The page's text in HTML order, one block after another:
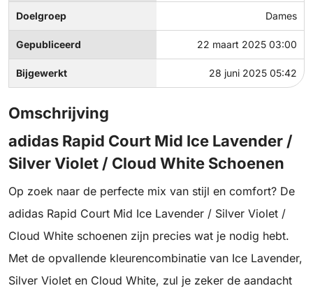
Doelgroep Dames
Gepubliceerd 22 maart 2025 03:00
Bijgewerkt 28 juni 2025 05:42
Omschrijving
adidas Rapid Court Mid Ice Lavender /
Silver Violet / Cloud White Schoenen
Op zoek naar de perfecte mix van stijl en comfort? De
adidas Rapid Court Mid Ice Lavender / Silver Violet /
Cloud White schoenen zijn precies wat je nodig hebt.
Met de opvallende kleurencombinatie van Ice Lavender,
Silver Violet en Cloud White, zul je zeker de aandacht